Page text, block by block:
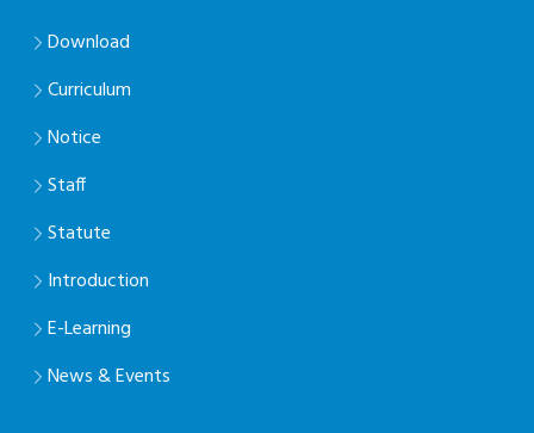
Download
Curriculum
Notice
Staff
Statute
Introduction
E-Learning
News & Events